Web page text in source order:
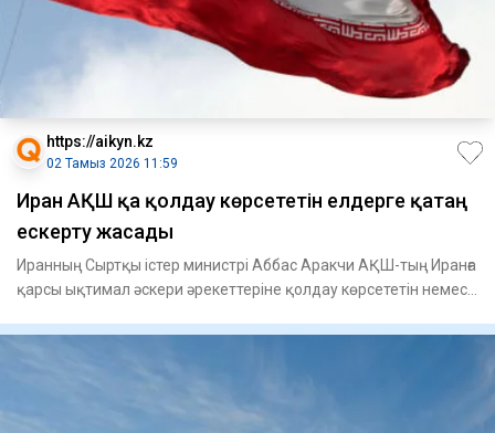
https://aikyn.kz
02 Тамыз 2026 11:59
Иран АҚШ қа қолдау көрсететін елдерге қатаң
ескерту жасады
Иранның Сыртқы істер министрі Аббас Аракчи АҚШ-тың Иранға
қарсы ықтимал әскери әрекеттеріне қолдау көрсететін немесе